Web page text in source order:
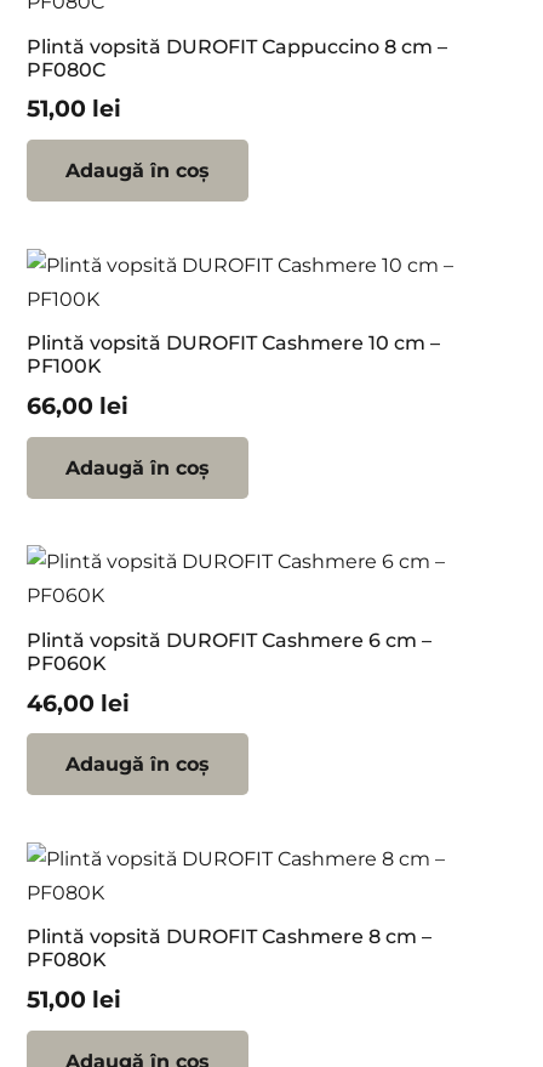
Plintă vopsită DUROFIT Cappuccino 8 cm –
PF080C
51,00 lei
Adaugă în coș
Plintă vopsită DUROFIT Cashmere 10 cm –
PF100K
66,00 lei
Adaugă în coș
Plintă vopsită DUROFIT Cashmere 6 cm –
PF060K
46,00 lei
Adaugă în coș
Plintă vopsită DUROFIT Cashmere 8 cm –
PF080K
51,00 lei
Adaugă în coș